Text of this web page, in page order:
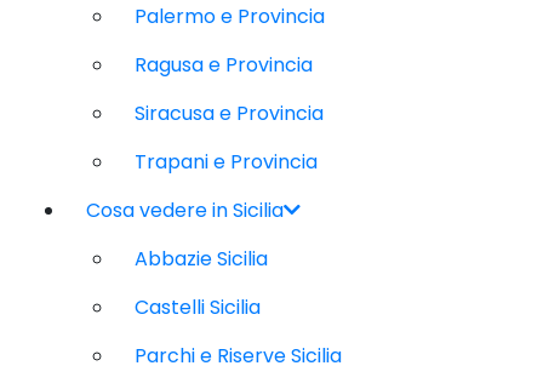
Palermo e Provincia
Ragusa e Provincia
Siracusa e Provincia
Trapani e Provincia
Cosa vedere in Sicilia
Abbazie Sicilia
Castelli Sicilia
Parchi e Riserve Sicilia